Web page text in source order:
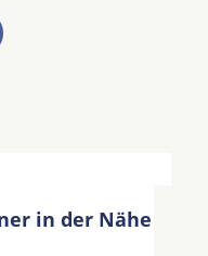
in der Nähe